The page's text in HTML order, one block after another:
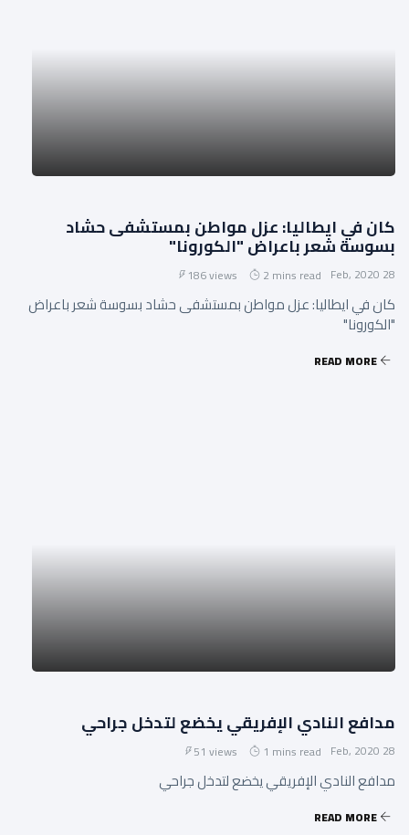
كان في ايطاليا: عزل مواطن بمستشفى حشاد
بسوسة شعر باعراض "الكورونا"
28 Feb, 2020
2 mins read
186 views
كان في ايطاليا: عزل مواطن بمستشفى حشاد بسوسة شعر باعراض
"الكورونا"
READ MORE
مدافع النادي الإفريقي يخضع لتدخل جراحي
28 Feb, 2020
1 mins read
51 views
مدافع النادي الإفريقي يخضع لتدخل جراحي
READ MORE